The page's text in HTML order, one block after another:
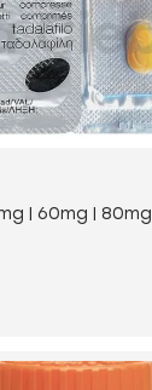
| 60mg | 80mg